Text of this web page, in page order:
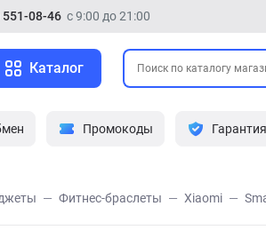
551-08-46 с 9:00 до 21:00
Каталог
Промокоды Гарантия
Фитнес-браслеты Xiaomi